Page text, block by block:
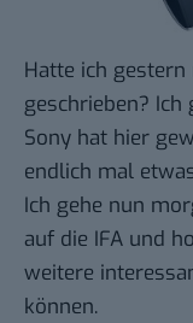
Hatte ich gestern
geschrieben? Ich
Sony hat hier
endlich mal
Ich gehe nun
auf die IFA und
weitere
können.